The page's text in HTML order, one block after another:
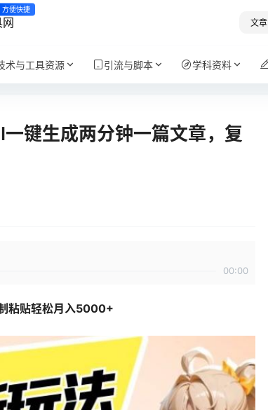
方便快捷
文章
术与工具资源 引流与脚本 学科资料
键生成两分钟一篇文章，复
00:00
粘贴轻松月入5000+